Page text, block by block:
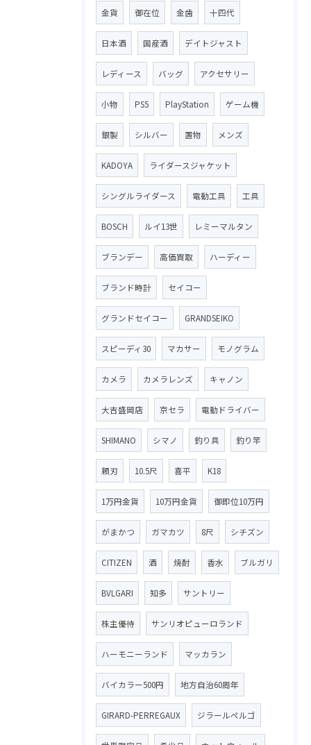
金貨 御在位 金歯 十四代
日本酒 国産酒 デイトジャスト
レディース バッグ アクセサリー
小物 PS5 PlayStation ゲーム機
銀製 シルバー 置物 メンズ
KADOYA ライダースジャケット
シングルライダース 電動工具 工具
BOSCH ルイ13世 レミーマルタン
ブランデー 高価買取 ハーディー
ブランド時計 セイコー
グランドセイコー GRANDSEIKO
スピーディ30 マカサー モノグラム
カメラ カメラレンズ キャノン
大吉盛岡店 京セラ 電動ドライバー
SHIMANO シマノ 釣り具 釣り竿
頼刃 10.5尺 喜平 K18
1万円金貨 10万円金貨 御即位10万円
がまかつ ガマカツ 8尺 シチズン
CITIZEN 酒 焼酎 香水 ブルガリ
BVLGARI 知多 サントリー
株主優待 サンリオピューロランド
ハーモニーランド マッカラン
バイカラー500円 地方自治60周年
GIRARD-PERREGAUX ジラールペルゴ